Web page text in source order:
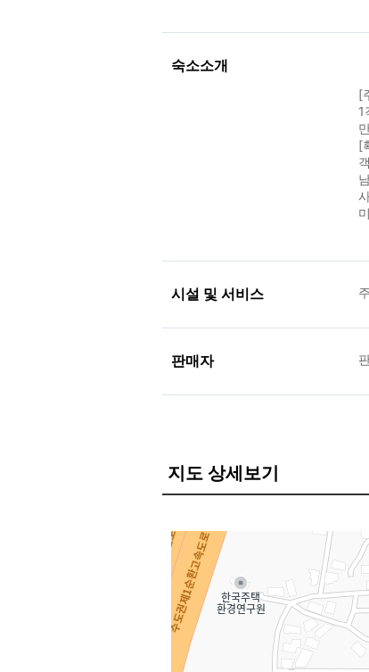
숙소소개
[
1
[
시설 및 서비스
판매자
지도 상세보기